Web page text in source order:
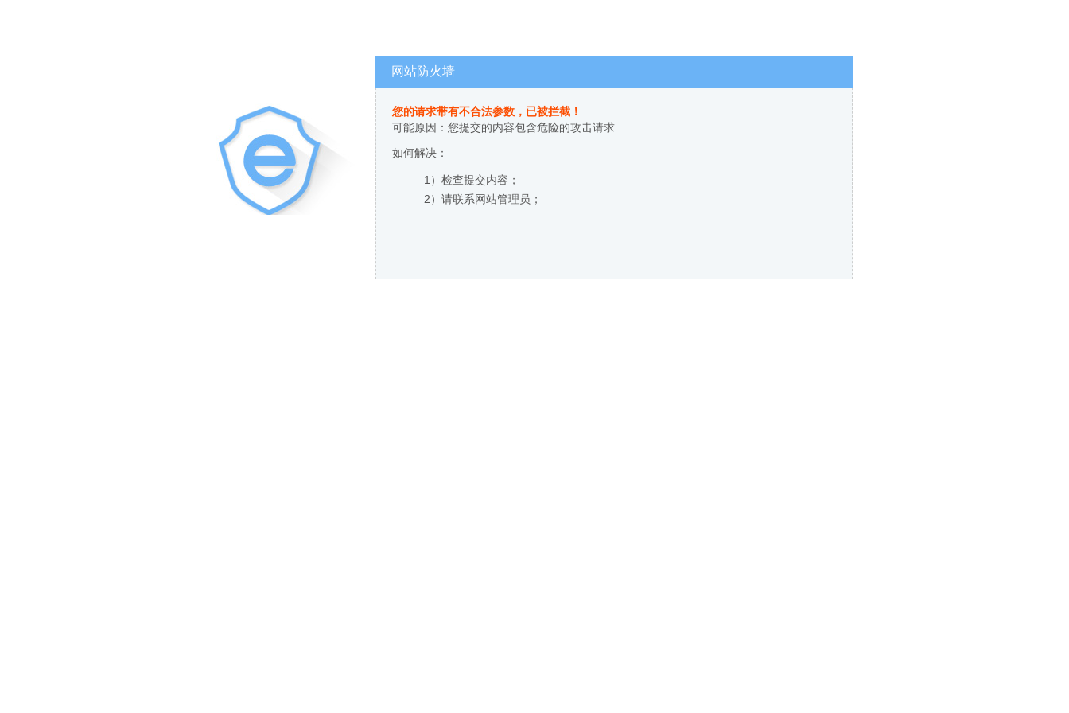
网站防火墙
您的请求带有不合法参数，已被拦截！
可能原因：您提交的内容包含危险的攻击请求
如何解决：
1）检查提交内容；
2）请联系网站管理员；